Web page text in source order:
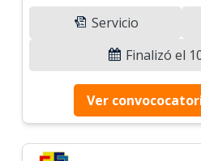
Servicio
Finalizó el
Ver